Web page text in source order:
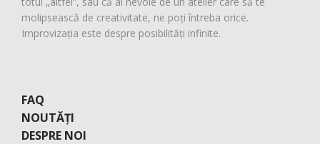
molipsească de creativitate, ne poți întreba orice.
Improvizația este despre posibilități infinite.
FAQ
NOUTĂȚI
DESPRE NOI